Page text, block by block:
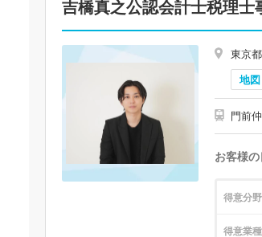
吉橋真之公認会計士税理士
東京
地図
門前
お客様
得意分野
得意業種